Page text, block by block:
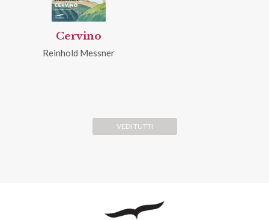
Cervino
Reinhold Messner
VEDI TUTTI